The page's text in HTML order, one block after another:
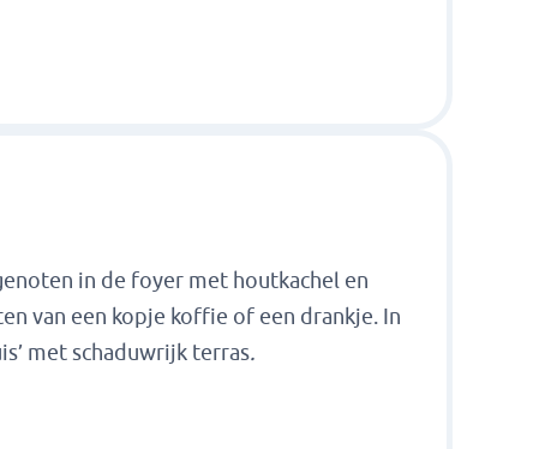
in de foyer met houtkachel en
van een kopje koffie of een drankje. In
met schaduwrijk terras.